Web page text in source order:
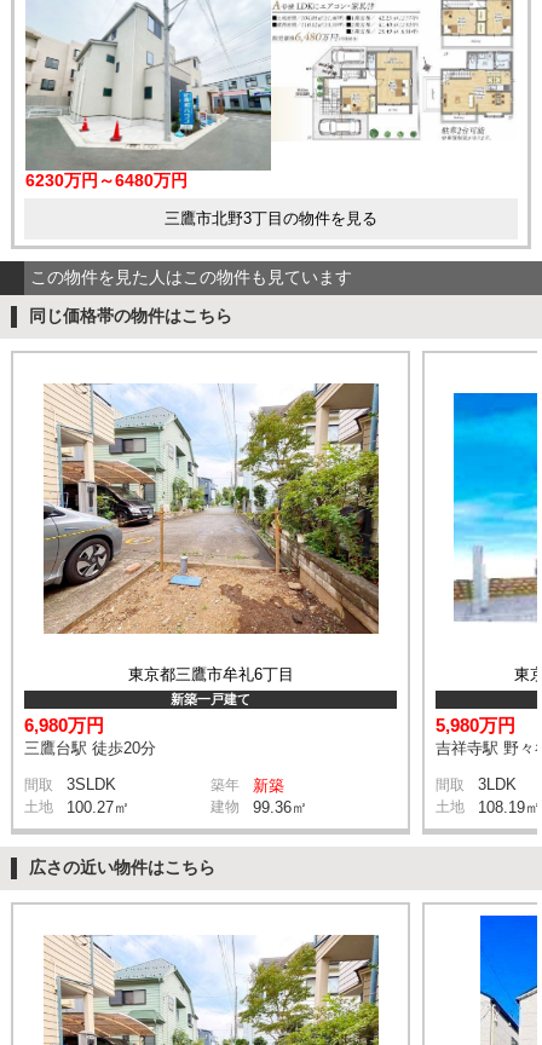
6230万円～6480万円
三鷹市北野3丁目の物件を見る
この物件を見た人はこの物件も見ています
同じ価格帯の物件はこちら
東京都三鷹市牟礼6丁目
新築一戸建て
6,980万円
三鷹台駅 徒歩20分
間取 3SLDK 築年 新築
土地 100.27㎡ 建物 99.36㎡
東
5,980万円
吉祥寺駅 野々
間取 3LDK
土地 108.19㎡
広さの近い物件はこちら